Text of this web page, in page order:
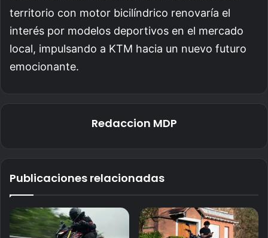
territorio con motor bicilíndrico renovaría el
interés por modelos deportivos en el mercado
local, impulsando a KTM hacia un nuevo futuro
emocionante.
Redaccion MDP
Publicaciones relacionadas